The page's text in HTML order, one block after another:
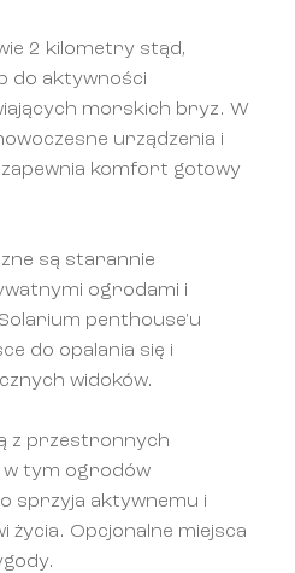
2 kilometry stąd,
do aktywności
morskich bryz. W
urządzenia i
komfort gotowy
są starannie
ogrodami i
penthouse'u
do opalania się i
widoków.
z przestronnych
w tym ogrodów
sprzyja aktywnemu i
życia. Opcjonalne miejsca